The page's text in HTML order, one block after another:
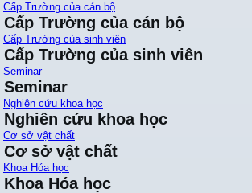
Cấp Trường của cán bộ
Cấp Trường của cán bộ
Cấp Trường của sinh viên
Cấp Trường của sinh viên
Seminar
Seminar
Nghiên cứu khoa học
Nghiên cứu khoa học
Cơ sở vật chất
Cơ sở vật chất
Khoa Hóa học
Khoa Hóa học